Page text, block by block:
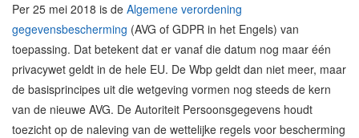
Per 25 mei 2018 is de Algemene verordening
gegevensbescherming (AVG of GDPR in het Engels) van
toepassing. Dat betekent dat er vanaf die datum nog maar één
privacywet geldt in de hele EU. De Wbp geldt dan niet meer, maar
de basisprincipes uit die wetgeving vormen nog steeds de kern
van de nieuwe AVG. De Autoriteit Persoonsgegevens houdt
toezicht op de naleving van de wettelijke regels voor bescherming